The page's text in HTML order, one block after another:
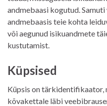
andmebaasi kogutud.
andmebaasis teie kohta
või aegunud isikuandmete
kustutamist.
Küpsised
Küpsis on tärkidentifikaator,
kõvakettale läbi